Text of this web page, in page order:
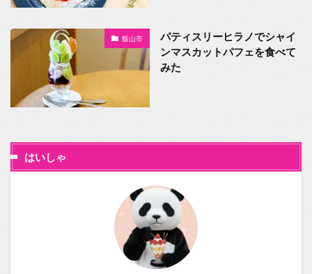
飯山市
パティスリーヒラノでシャイ
ンマスカットパフェを食べて
みた
はいしゃ